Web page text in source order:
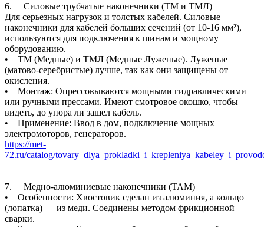
6. Силовые трубчатые наконечники (ТМ и ТМЛ)
Для серьезных нагрузок и толстых кабелей. Силовые
наконечники для кабелей больших сечений (от 10-16 мм²),
используются для подключения к шинам и мощному
оборудованию.
• ТМ (Медные) и ТМЛ (Медные Луженые). Луженые
(матово-серебристые) лучше, так как они защищены от
окисления.
• Монтаж: Опрессовываются мощными гидравлическими
или ручными прессами. Имеют смотровое окошко, чтобы
видеть, до упора ли зашел кабель.
• Применение: Ввод в дом, подключение мощных
электромоторов, генераторов.
https://met-
72.ru/catalog/
7. Медно-алюминиевые наконечники (ТАМ)
• Особенности: Хвостовик сделан из алюминия, а кольцо
(лопатка) — из меди. Соединены методом фрикционной
сварки.